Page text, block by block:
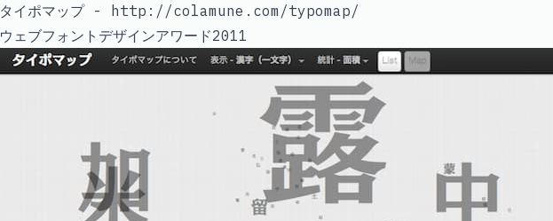
タイポマップ - http://colamune.com/typomap/
ウェブフォントデザインアワード2011